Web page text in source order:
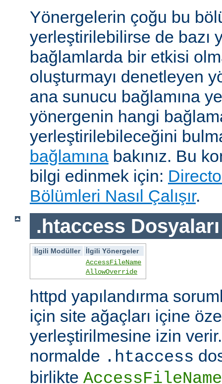
Yönergelerin çoğu bu
yerleştirilebilirse de bazı
bağlamlarda bir etkisi
oluşturmayı denetleyen
ana sunucu bağlamına
yönergenin hangi
yerleştirilebileceğini
bağlamına bakınız. Bu
bilgi edinmek için:
Bölümleri Nasıl Çalışır.
.htaccess Dosyaları
İlgili Modüller
İlgili Yönergeler
AccessFileName
AllowOverride
httpd yapılandırma
için site ağaçları içine
yerleştirilmesine izin
normalde .htaccess
birlikte AccessFileName